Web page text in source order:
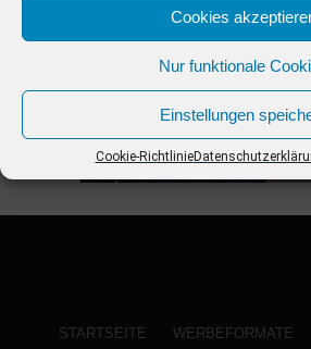
Cookies
Nur funktionale
Einstellungen
Cookie-Richtlinie
STARTSEITE WERBEFORMATE